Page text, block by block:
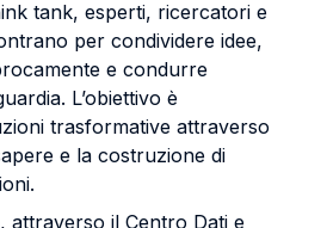
tank, esperti, ricercatori e
per condividere idee,
e condurre
L’obiettivo è
trasformative attraverso
e la costruzione di
attraverso il Centro Dati e